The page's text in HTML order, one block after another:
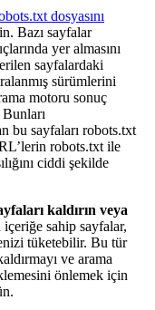
dosyasını
Bazı sayfalar
yer almasını
sayfalardaki
sürümlerini
motoru sonuç
bu sayfaları robots.txt
robots.txt ile
ciddi şekilde
kaldırın veya
sahip sayfalar,
tüketebilir. Bu tür
ve arama
önlemek için